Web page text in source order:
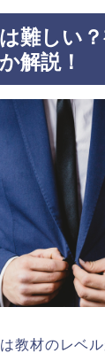
難しい
解説！
教材のレベ